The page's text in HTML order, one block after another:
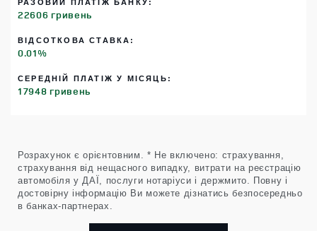
РАЗОВИЙ ПЛАТІЖ БАНКУ:
22606 гривень
ВІДСОТКОВА СТАВКА:
0.01%
СЕРЕДНІЙ ПЛАТІЖ У МІСЯЦЬ:
17948 гривень
Розрахунок є орієнтовним. * Не включено: страхування,
страхування від нещасного випадку, витрати на реєстрацію
автомобіля у ДАЇ, послуги нотаріуси і держмито. Повну і
достовірну інформацію Ви можете дізнатись безпосередньо
в банках-партнерах.